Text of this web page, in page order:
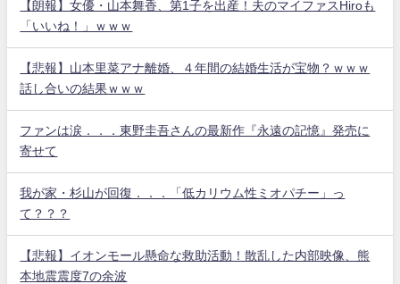
【朗報】女優・山本舞香、第1子を出産！夫のマイファスHiroも
「いいね！」ｗｗｗ
【悲報】山本里菜アナ離婚、４年間の結婚生活が宝物？ｗｗｗ
話し合いの結果ｗｗｗ
ファンは涙．．．東野圭吾さんの最新作『永遠の記憶』発売に
寄せて
我が家・杉山が回復．．．「低カリウム性ミオパチー」っ
て？？？
【悲報】イオンモール懸命な救助活動！散乱した内部映像、熊
本地震震度7の余波